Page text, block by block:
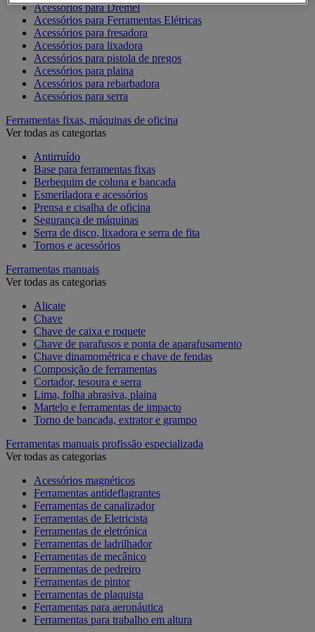
Acessórios para Dremel
Acessórios para Ferramentas Elétricas
Acessórios para fresadora
Acessórios para lixadora
Acessórios para pistola de pregos
Acessórios para plaina
Acessórios para rebarbadora
Acessórios para serra
Ferramentas fixas, máquinas de oficina
Ver todas as categorias
Antirruído
Base para ferramentas fixas
Berbequim de coluna e bancada
Esmeriladora e acessórios
Prensa e cisalha de oficina
Segurança de máquinas
Serra de disco, lixadora e serra de fita
Tornos e acessórios
Ferramentas manuais
Ver todas as categorias
Alicate
Chave
Chave de caixa e roquete
Chave de parafusos e ponta de aparafusamento
Chave dinamométrica e chave de fendas
Composição de ferramentas
Cortador, tesoura e serra
Lima, folha abrasiva, plaina
Martelo e ferramentas de impacto
Torno de bancada, extrator e grampo
Ferramentas manuais profissão especializada
Ver todas as categorias
Acessórios magnéticos
Ferramentas antideflagrantes
Ferramentas de canalizador
Ferramentas de Eletricista
Ferramentas de eletrónica
Ferramentas de ladrilhador
Ferramentas de mecânico
Ferramentas de pedreiro
Ferramentas de pintor
Ferramentas de plaquista
Ferramentas para aeronáutica
Ferramentas para trabalho em altura